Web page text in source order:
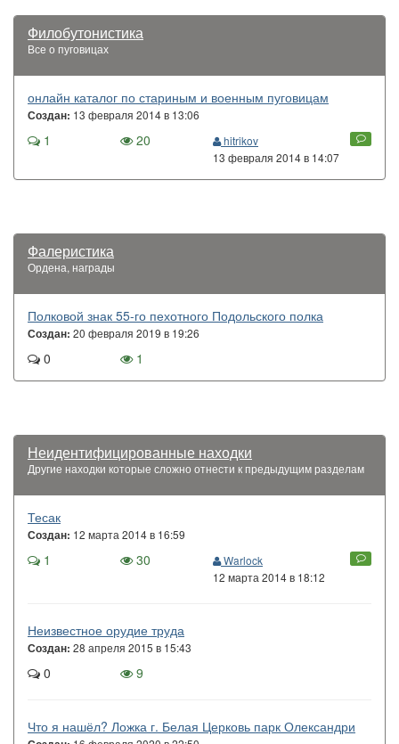
Филобутонистика
Все о пуговицах
онлайн каталог по стариным и военным пуговицам
Создан: 13 февраля 2014 в 13:06
1 20
hitrikov
13 февраля 2014 в 14:07
Фалеристика
Ордена, награды
Полковой знак 55-го пехотного Подольского полка
Создан: 20 февраля 2019 в 19:26
0 1
Неидентифицированные находки
Другие находки которые сложно отнести к предыдущим разделам
Тесак
Создан: 12 марта 2014 в 16:59
1 30
Warlock
12 марта 2014 в 18:12
Неизвестное орудие труда
Создан: 28 апреля 2015 в 15:43
0 9
Что я нашёл? Ложка г. Белая Церковь парк Олександри